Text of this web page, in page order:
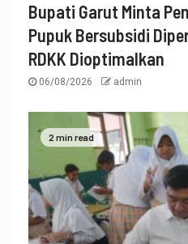
Bupati Garut Minta
Pupuk Bersubsidi
RDKK Dioptimalkan
06/08/2026 admin
2 min read